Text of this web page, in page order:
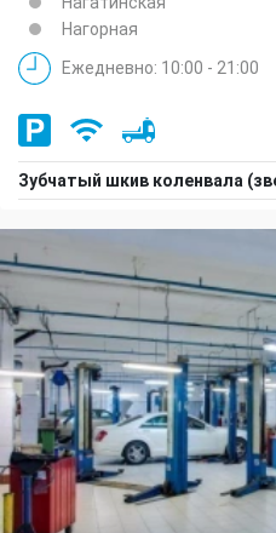
Нагорная
Ежедневно: 10:00 - 21:00
Зубчатый шкив коленвала